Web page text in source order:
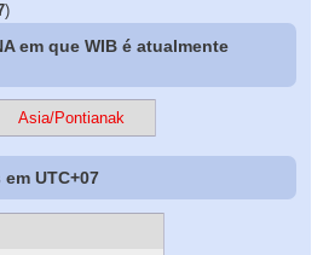
)
em que WIB é atualmente
Asia/Pontianak
UTC+07